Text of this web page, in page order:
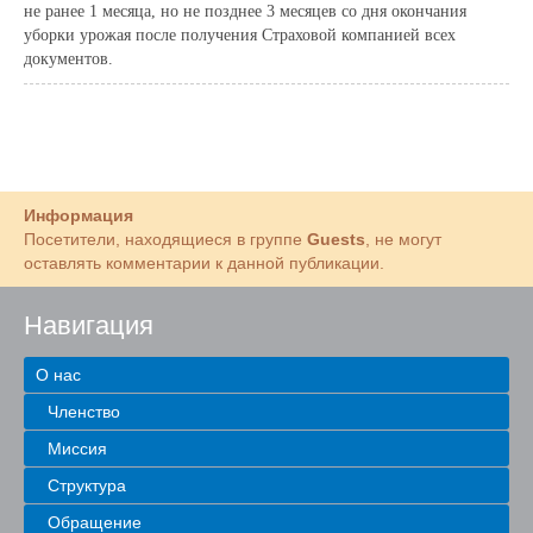
не ранее 1 месяца, но не позднее 3 месяцев со дня окончания
уборки урожая после получения Страховой компанией всех
документов.
Информация
Посетители, находящиеся в группе Guests , не могут
оставлять комментарии к данной публикации.
Навигация
О нас
Членство
Миссия
Структура
Обращение